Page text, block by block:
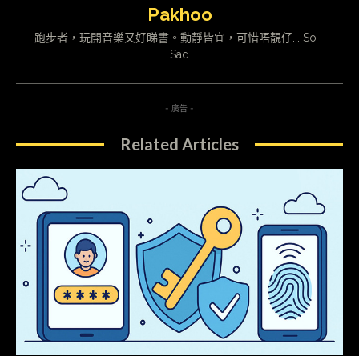
Pakhoo
跑步者，玩開音樂又好睇書。動靜皆宜，可惜唔靚仔... So _
Sad
- 廣告 -
Related Articles